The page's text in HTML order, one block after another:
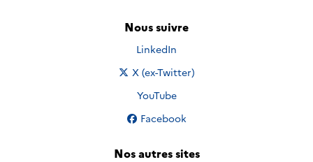
Nous suivre
Nous suivre sur
LinkedIn
Nous suivre sur
X (ex-Twitter)
Nous suivre sur
YouTube
Nous suivre sur
Facebook
Nos autres sites